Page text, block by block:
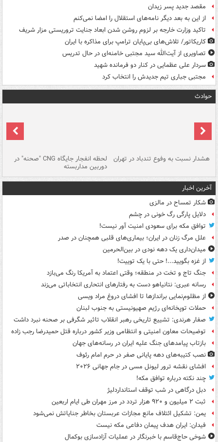
مقصد جدید پسر زیدان
از این به بعد دیگر نامه‌های استقلال را امضا نمی‌کنم
تاکید وزارت خارجه بر لزوم روشن شدن ابعاد جنایت تروریستی مزار شریف
کاریکاتور/ تلاش‌های بی‌پایان ترامپ برای مذاکره با ایران
تصاویری از آیت‌الله سید مجتبی خامنه‌ای در حال تدریس
سردار علی عظمایی در کنار دو فرمانده شهید
مجتبی جباری تیم جدیدش را انتخاب کرد
حوادث
هشدار نسبت به وفوع تندباد در تهران لحظه انفجار جایگاه CNG "صحنه" در
دوربین مداربسته
آخرین اخبار
شکار تمساح در مالزی
دلایل پارگی رگ خونی در چشم
توافق مکه برای سعودی امنیت آور نیست!
علل مرگ زنان در ایران؛ بیماری‌های قلبی همچنان در صدر
میدان‌داری یک دهه نودی در بین‌الحرمین
از غزه بگویید...! حتی با یک توییت!
جنگ تاج و تخت در منطقه؛ وقتی اعتماد به آمریکا رنگ می‌بازد
رسانه عبری: نتانیاهو دست به رفتارهای انتحاری انتخاباتی می‌زند
از مظلوم‌نمایی براندازها تا افشای دروغ مراد ویسی
حملات توپخانه‌ای رژیم صهیونیستی به جنوب لبنان
صفار هرندی: تشییع تاریخی رهبر انقلاب تاثیر شگرفی بر صحنه نبرد داشت
توضیحات معاون امنیتی و انتظامی وزیر کشور درباره قتل حمیدرضا رجب زاده
بازتاب پیامدهای جنگ علیه ایران در رسانه‌های جهان
نصب کتیبه‌های دهه پایانی صفر در حرم امام رئوف
افشای نقشه ترور لیونل مسی در جام جهانی ۲۰۲۶
چند نکته درباره توافق مکه!
دبل درگاهی در شب توقف استانداردلیژ
ثبت ۲ میلیون و ۹۲۰ هزار تردد در مرز مهران طی ایام اربعین
یمن: تشکیل ائتلاف مانع مجازات عربستان بخاطر جنایاتش نمی‌شود
فیدان: ایران هدف پیمان دفاعی مکه نیست
شوخی حاج‌قاسم با خبرنگار در عملیات آزادسازی بوکمال